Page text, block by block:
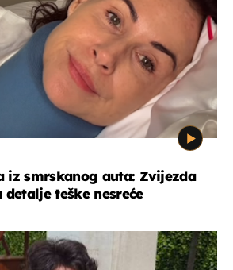
iz smrskanog auta: Zvijezda
teške nesreće